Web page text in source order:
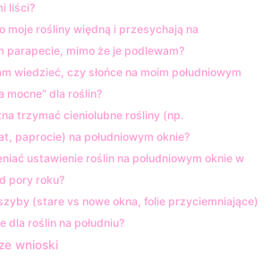
liści?
moje rośliny więdną i przesychają na
parapecie, mimo że je podlewam?
wiedzieć, czy słońce na moim południowym
mocne” dla roślin?
trzymać cieniolubne rośliny (np.
paprocie) na południowym oknie?
ustawienie roślin na południowym oknie w
pory roku?
(stare vs nowe okna, folie przyciemniające)
dla roślin na południu?
wnioski